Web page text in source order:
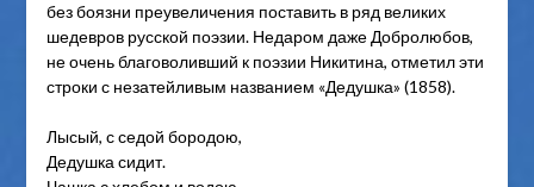
без боязни преувеличения поставить в ряд великих
шедевров русской поэзии. Недаром даже Добролюбов,
не очень благоволивший к поэзии Никитина, отметил эти
строки с незатейливым названием «Дедушка» (1858).
Лысый, с седой бородою,
Дедушка сидит.